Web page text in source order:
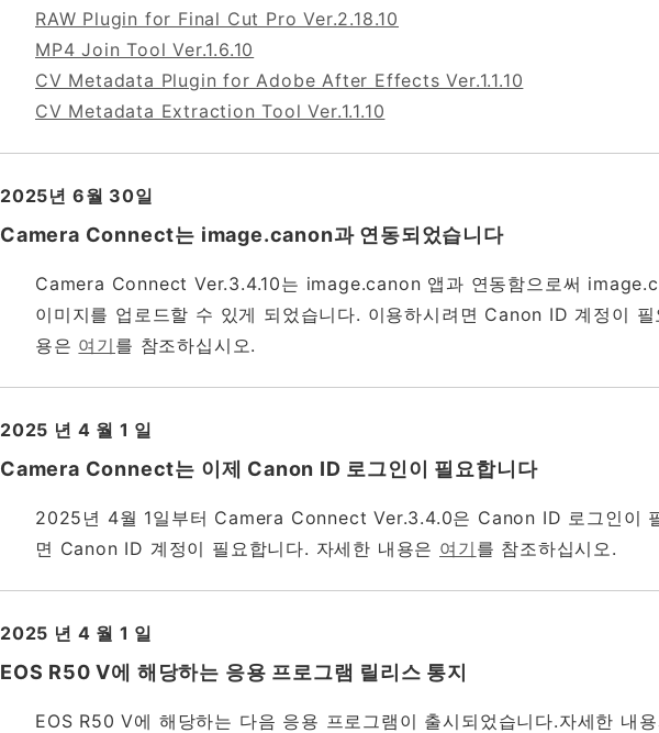
RAW Plugin for Final Cut Pro Ver.2.18.10
MP4 Join Tool Ver.1.6.10
CV Metadata Plugin for Adobe After Effects Ver.1.1.10
CV Metadata Extraction Tool Ver.1.1.10
2025년 6월 30일
Camera Connect는 image.canon과 연동되었습니다
Camera Connect Ver.3.4.10는 image.canon 앱과 연동함으로써
이미지를 업로드할 수 있게 되었습니다. 이용하시려면 Canon ID 계정이 필
용은 여기 를 참조하십시오.
2025 년 4 월 1 일
Camera Connect는 이제 Canon ID 로그인이 필요합니다
2025년 4월 1일부터 Camera Connect Ver.3.4.0은 Canon ID 로그인이
면 Canon ID 계정이 필요합니다. 자세한 내용은 여기 를 참조하십시오.
2025 년 4 월 1 일
EOS R50 V에 해당하는 응용 프로그램 릴리스 통지
EOS R50 V에 해당하는 다음 응용 프로그램이 출시되었습니다.자세한 내